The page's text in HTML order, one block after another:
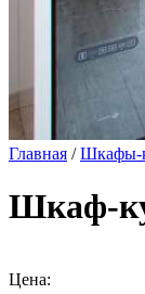
Главная /Шкафы-
Шкаф-
Цена: